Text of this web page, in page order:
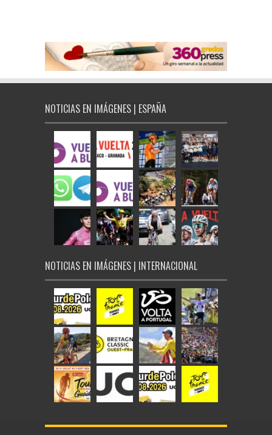
NOTICIAS EN IMÁGENES | ESPAÑA
NOTICIAS EN IMÁGENES | INTERNACIONAL